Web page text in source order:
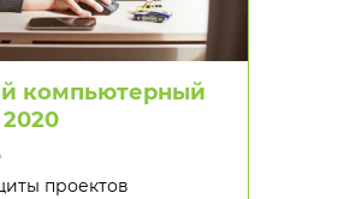
компьютерный
проектов